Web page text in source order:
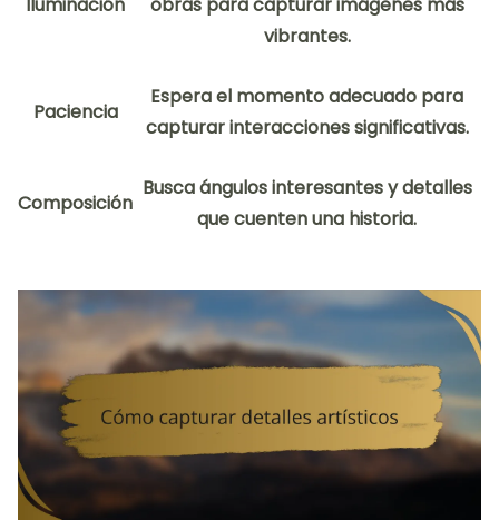
vibrantes.
Paciencia
Espera el momento adecuado para
capturar interacciones significativas.
Composición
Busca ángulos interesantes y detalles
que cuenten una historia.